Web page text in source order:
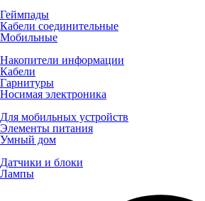
Геймпады
Кабели соединительные
Мобильные
Накопители информации
Кабели
Гарнитуры
Носимая электроника
Для мобильных устройств
Элементы питания
Умный дом
Датчики и блоки
Лампы